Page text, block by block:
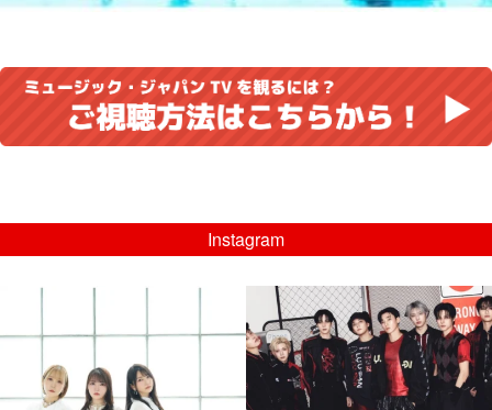
Instagram
...
8月 4
4 0
musicjapantv
💡08/05(水)23:00特番放送！
...
8月 4
4 0